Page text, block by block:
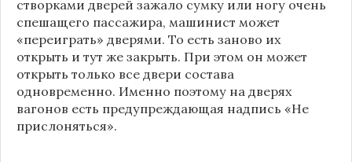
створками дверей зажало сумку или ногу очень
спешащего пассажира, машинист может
«переиграть» дверями. То есть заново их
открыть и тут же закрыть. При этом он может
открыть только все двери состава
одновременно. Именно поэтому на дверях
вагонов есть предупреждающая надпись «Не
прислоняться».